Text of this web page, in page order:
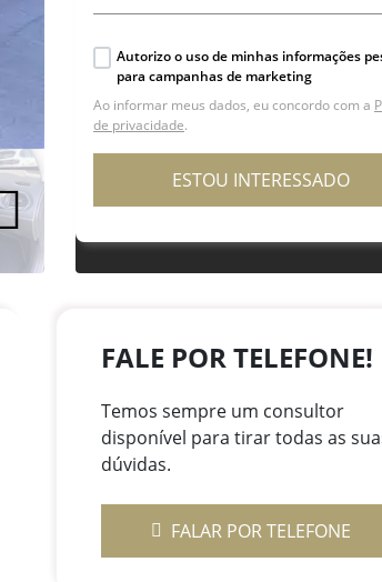
Autorizo o uso de minhas informações
para campanhas de marketing
Ao informar meus dados, eu concordo com a
de privacidade.
ESTOU INTERESSADO
FALE POR TELEFONE!
Temos sempre um consultor
disponível para tirar todas as
dúvidas.
FALAR POR TELEFONE